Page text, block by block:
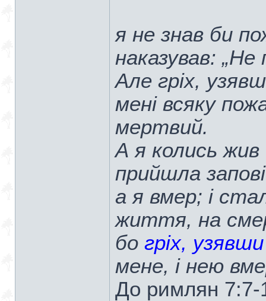
я не знав би
наказував: „Не
Але гріх,
мені всяку
мертвий.
А я колись жив
прийшла
а я вмер; і
життя, на
бо гріх, узявши
мене, і нею
До римлян 7:7-